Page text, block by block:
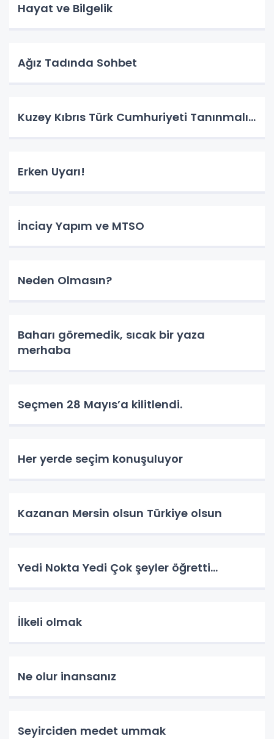
Hayat ve Bilgelik
Ağız Tadında Sohbet
Kuzey Kıbrıs Türk Cumhuriyeti Tanınmalı…
Erken Uyarı!
İnciay Yapım ve MTSO
Neden Olmasın?
Baharı göremedik, sıcak bir yaza
merhaba
Seçmen 28 Mayıs’a kilitlendi.
Her yerde seçim konuşuluyor
Kazanan Mersin olsun Türkiye olsun
Yedi Nokta Yedi Çok şeyler öğretti…
İlkeli olmak
Ne olur inansanız
Seyirciden medet ummak